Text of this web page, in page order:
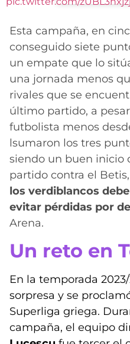
Esta campaña, en
conseguido siete
un empate que lo
una jornada menos
rivales que se
último partido, a
futbolista menos
lsumaron los tres
siendo un buen inicio
partido contra el
los verdiblancos
evitar pérdidas por
Arena.
Un reto en
En la temporada
sorpresa y se
Superliga griega.
campaña, el equipo